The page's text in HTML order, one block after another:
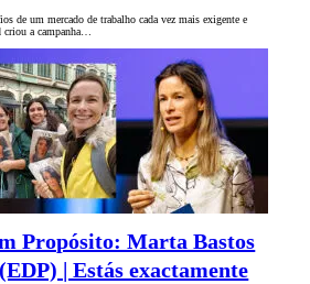
de um mercado de trabalho cada vez mais exigente e
criou a campanha…
Propósito: Marta Bastos
| Estás exactamente